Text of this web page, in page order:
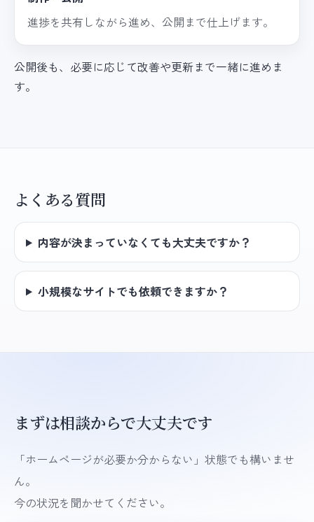
進捗を共有しながら進め、公開まで仕上げます。
公開後も、必要に応じて改善や更新まで一緒に進めま
す。
よくある質問
内容が決まっていなくても大丈夫ですか？
小規模なサイトでも依頼できますか？
まずは相談からで大丈夫です
「ホームページが必要か分からない」状態でも構いませ
ん。
今の状況を聞かせてください。